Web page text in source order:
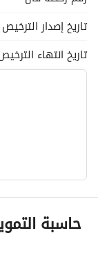
تاريخ إصدار الترخيص
تاريخ انتهاء
معلومات
اسم المسؤول
حاسبة